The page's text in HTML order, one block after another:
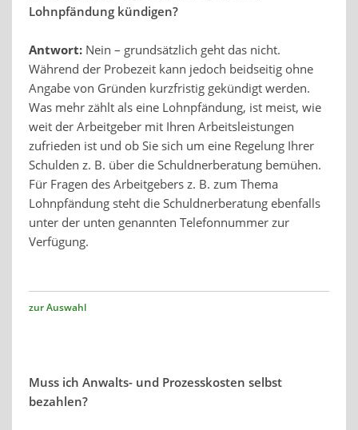
Lohnpfändung kündigen?
Antwort:Nein – grundsätzlich geht das nicht.
Während der Probezeit kann jedoch beidseitig ohne
Angabe von Gründen kurzfristig gekündigt werden.
Was mehr zählt als eine Lohnpfändung, ist meist, wie
weit der Arbeitgeber mit Ihren Arbeitsleistungen
zufrieden ist und ob Sie sich um eine Regelung Ihrer
Schulden z. B. über die Schuldnerberatung bemühen.
Für Fragen des Arbeitgebers z. B. zum Thema
Lohnpfändung steht die Schuldnerberatung ebenfalls
unter der unten genannten Telefonnummer zur
Verfügung.
zur Auswahl
Muss ich Anwalts- und Prozesskosten selbst
bezahlen?